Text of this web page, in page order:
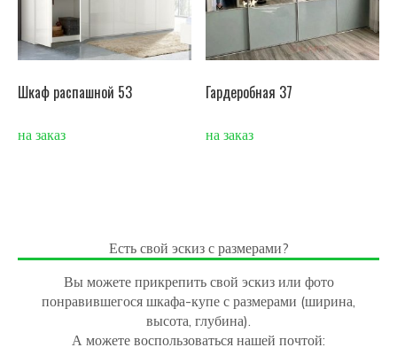
Шкаф распашной 53
на заказ
Гардеробная 37
на заказ
Есть свой эскиз с размерами?
Вы можете прикрепить свой эскиз или фото
понравившегося шкафа-купе с размерами (ширина,
высота, глубина).
А можете воспользоваться нашей почтой: